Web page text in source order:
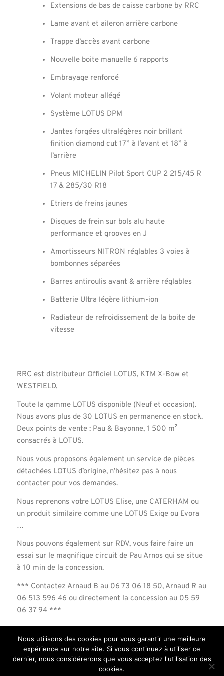
Extensions de bas de caisse carbone by RRC
Lame avant et aileron arrière carbone
Trappe d’accès avant carbone
Nouvelle boite manuelle 6 rapports
Embrayage renforcé
Volant moteur allégé
Système LOTUS DPM
Jantes forgées ultralégères noir brillant
finition diamond cut 17” à l’avant et 18” à
l’arrière
Pneus MICHELIN Pilot Sport CUP 2 215/45 R
17 & 285/30 R18
Etriers de freins jaunes
Disques de frein sur bols alu haute
performance et grooves en J
Amortisseurs NITRON réglables 3 voies à
bombonnes séparées
Barres antiroulis avant & arrière réglables
Batterie Ultra légère lithium‐ion
Radiateur de refroidissement de la boite de
vitesse
RRC est distributeur Officiel LOTUS, KTM X-Bow et
WESTFIELD.
Toute la gamme LOTUS disponible (Neuf et occasion).
Nous avons plus de 30 LOTUS en permanence en stock.
Deux points de vente : Pau & Bayonne, 1 500 m²
consacrés à LOTUS.
Nous vous proposons également un service de pièces
détachées LOTUS d’origine, n’hésitez pas à nous
contacter pour vos demandes.
Nous reprenons votre LOTUS Elise, une CATERHAM ou
un produit similaire comme une LOTUS Exige ou Evora
…
Nous pouvons également sur RDV, vous faire faire un
essai sur le magnifique circuit de Pau Arnos qui se situe
à 10 min de la concession.
*** Contactez Arnaud B au 06 73 06 18 50, Arnaud R au
06 513 596 46 ou directement la concession au 05 59
06 37 94 ***
-Mentions légales
Nous utilisons des cookies pour vous garantir une meilleure
expérience sur notre site. Si vous continuez à utiliser ce
dernier, nous considérerons que vous acceptez l'utilisation des
cookies.